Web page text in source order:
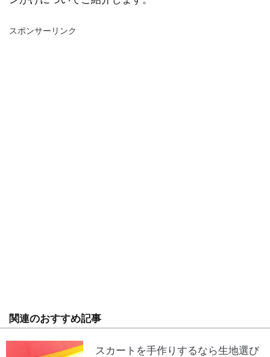
スポンサーリンク
関連のおすすめ記事
スカートを手作りするなら生地選び